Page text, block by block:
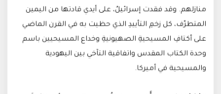
منازلهم. وقد فقدت إسرائيلُ، على أيدي قادتها من اليمين
المتطرّف، كل زخمِ التأييدِ الذي حظيت به في القرن الماضي
على أكتافِ المسيحيةِ الصهيونيةِ وخداع المسيحيين باسم
وحدة الكتاب المقدس واتفاقية التآخي بين اليهودية
والمسيحية في أميركا.